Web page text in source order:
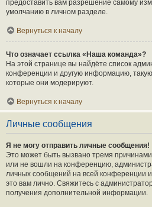
предоставить вам разрешение самому
умолчанию в личном разделе.
Вернуться к началу
Что означает ссылка «Наша команда»?
На этой странице вы найдёте список
конференции и другую информацию,
которые они модерируют.
Вернуться к началу
Личные сообщения
Я не могу отправить личные сообщения!
Это может быть вызвано тремя
или не вошли на конференцию,
личных сообщений на всей конференции
это вам лично. Свяжитесь с
получения дополнительной информации.